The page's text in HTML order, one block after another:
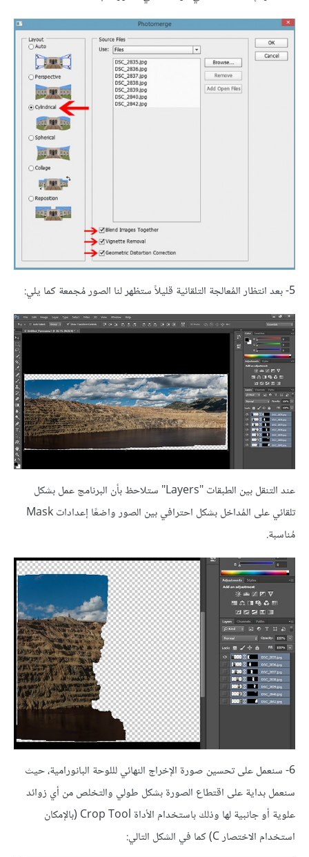
5- بعد انتظار المُعالجة التلقائية قليلاً ستظهر لنا الصور مُجمعة كما يلي:
عند التنقل بين الطبقات "Layers" ستلاحظ بأن البرنامج عمل بشكل
تلقائي على المُداخل بشكل احترافي بين الصور واضعًا إعدادات Mask
مُناسبة.
6- سنعمل على تحسين صورة الإخراج النهائي لللوحة البانورامية، حيث
سنعمل بداية على اقتطاع الصورة بشكل طولي والتخلص من أي زوائد
علوية أو جانبية لها وذلك باستخدام الأداة Crop Tool (بالإمكان
استخدام الاختصار C) كما في الشكل التالي: